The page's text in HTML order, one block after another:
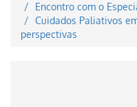
Encontro com o
Cuidados Paliativos
perspectivas